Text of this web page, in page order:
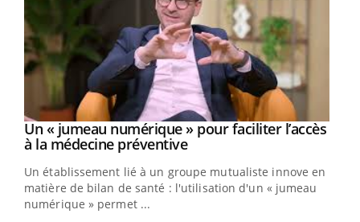
Youtube
Un « jumeau numérique » pour faciliter l’accès
à la médecine préventiveYoutube
Un établissement lié à un groupe mutualiste innove en
matière de bilan de santé : l'utilisation d'un « jumeau
numérique » permet ...